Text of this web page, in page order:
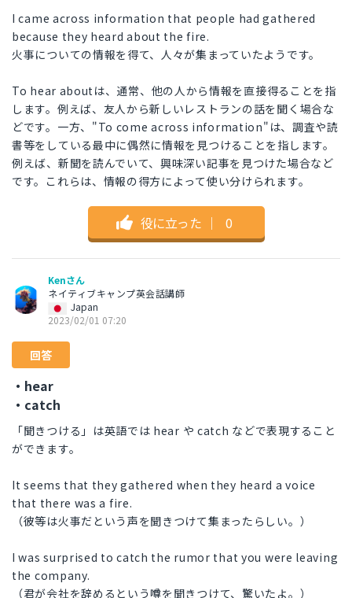
I came across information that people had gathered
because they heard about the fire.
火事についての情報を得て、人々が集まっていたようです。
To hear aboutは、通常、他の人から情報を直接得ることを指
します。例えば、友人から新しいレストランの話を聞く場合な
どです。一方、"To come across information"は、調査や読
書等をしている最中に偶然に情報を見つけることを指します。
例えば、新聞を読んでいて、興味深い記事を見つけた場合など
です。これらは、情報の得方によって使い分けられます。
役に立った ｜ 0
Kenさん
ネイティブキャンプ英会話講師
Japan
2023/02/01 07:20
回答
・hear
・catch
「聞きつける」は英語では hear や catch などで表現すること
ができます。
It seems that they gathered when they heard a voice
that there was a fire.
（彼等は火事だという声を聞きつけて集まったらしい。）
I was surprised to catch the rumor that you were leaving
the company.
（君が会社を辞めるという噂を聞きつけて、驚いたよ。）